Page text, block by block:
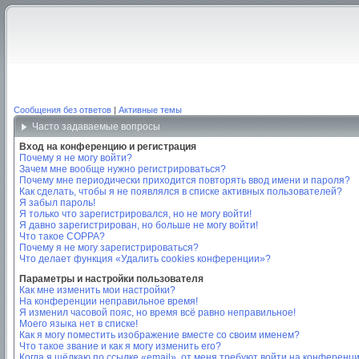
Сообщения без ответов | Активные темы
Часто задаваемые вопросы
Вход на конференцию и регистрация
Почему я не могу войти?
Зачем мне вообще нужно регистрироваться?
Почему мне периодически приходится повторять ввод имени и пароля?
Как сделать, чтобы я не появлялся в списке активных пользователей?
Я забыл пароль!
Я только что зарегистрировался, но не могу войти!
Я давно зарегистрирован, но больше не могу войти!
Что такое COPPA?
Почему я не могу зарегистрироваться?
Что делает функция «Удалить cookies конференции»?
Параметры и настройки пользователя
Как мне изменить мои настройки?
На конференции неправильное время!
Я изменил часовой пояс, но время всё равно неправильное!
Моего языка нет в списке!
Как я могу поместить изображение вместе со своим именем?
Что такое звание и как я могу изменить его?